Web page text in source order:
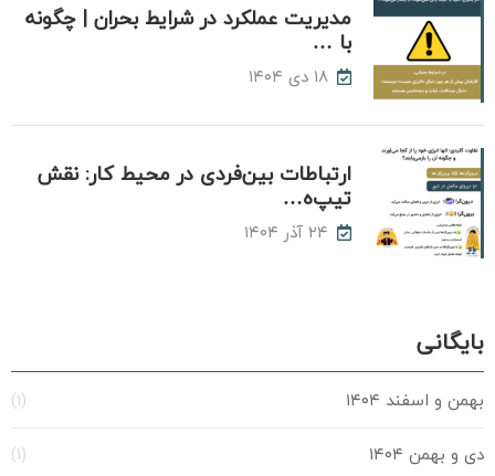
مدیریت عملکرد در شرایط بحران | چگونه
با …
۱۸ دی ۱۴۰۴
ارتباطات بین‌فردی در محیط کار: نقش
تیپ‌ه…
۲۴ آذر ۱۴۰۴
بایگانی
بهمن و اسفند ۱۴۰۴
(۱)
دی و بهمن ۱۴۰۴
(۱)